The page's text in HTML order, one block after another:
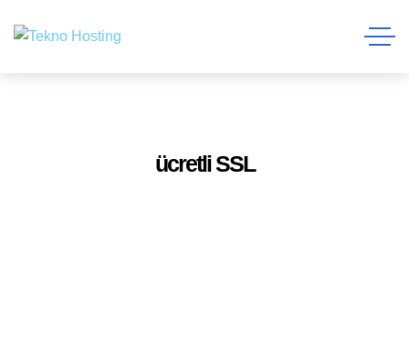
ücretli SSL